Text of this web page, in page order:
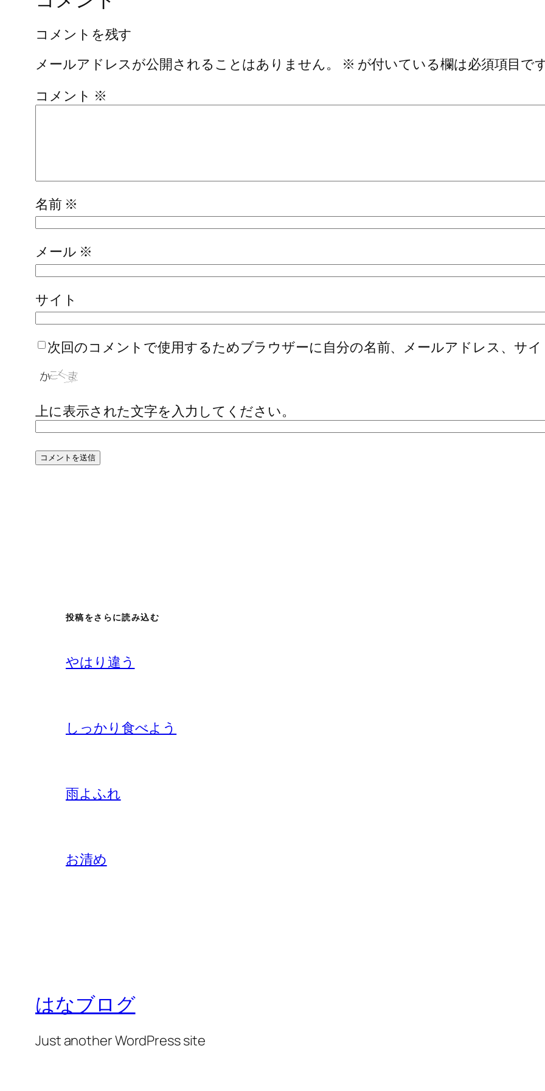
コメントを残す
メールアドレスが公開されることはありません。
※ が付いている欄は必須項目で
コメント ※
名前 ※
メール ※
サイト
次回のコメントで使用するためブラウザーに自分の名前、メールアドレス、サ
上に表示された文字を入力してください。
投稿をさらに読み込む
やはり違う
しっかり食べよう
雨よふれ
お清め
はなブログ
Just another WordPress site